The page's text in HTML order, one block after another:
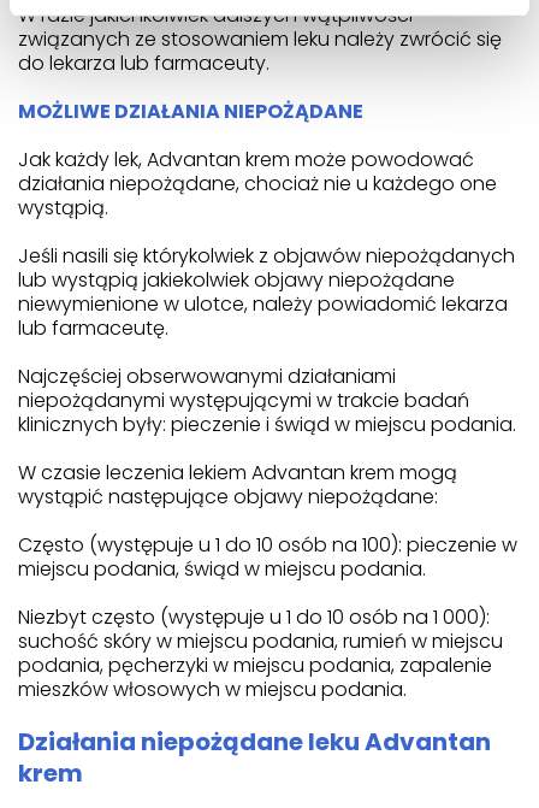
W razie jakichkolwiek dalszych wątpliwości
związanych ze stosowaniem leku należy zwrócić się
do lekarza lub farmaceuty.
MOŻLIWE DZIAŁANIA NIEPOŻĄDANE
Jak każdy lek, Advantan krem może powodować
działania niepożądane, chociaż nie u każdego one
wystąpią.
Jeśli nasili się którykolwiek z objawów niepożądanych
lub wystąpią jakiekolwiek objawy niepożądane
niewymienione w ulotce, należy powiadomić lekarza
lub farmaceutę.
Najczęściej obserwowanymi działaniami
niepożądanymi występującymi w trakcie badań
klinicznych były: pieczenie i świąd w miejscu podania.
W czasie leczenia lekiem Advantan krem mogą
wystąpić następujące objawy niepożądane:
Często (występuje u 1 do 10 osób na 100): pieczenie w
miejscu podania, świąd w miejscu podania.
Niezbyt często (występuje u 1 do 10 osób na 1 000):
suchość skóry w miejscu podania, rumień w miejscu
podania, pęcherzyki w miejscu podania, zapalenie
mieszków włosowych w miejscu podania.
Działania niepożądane leku Advantan
krem